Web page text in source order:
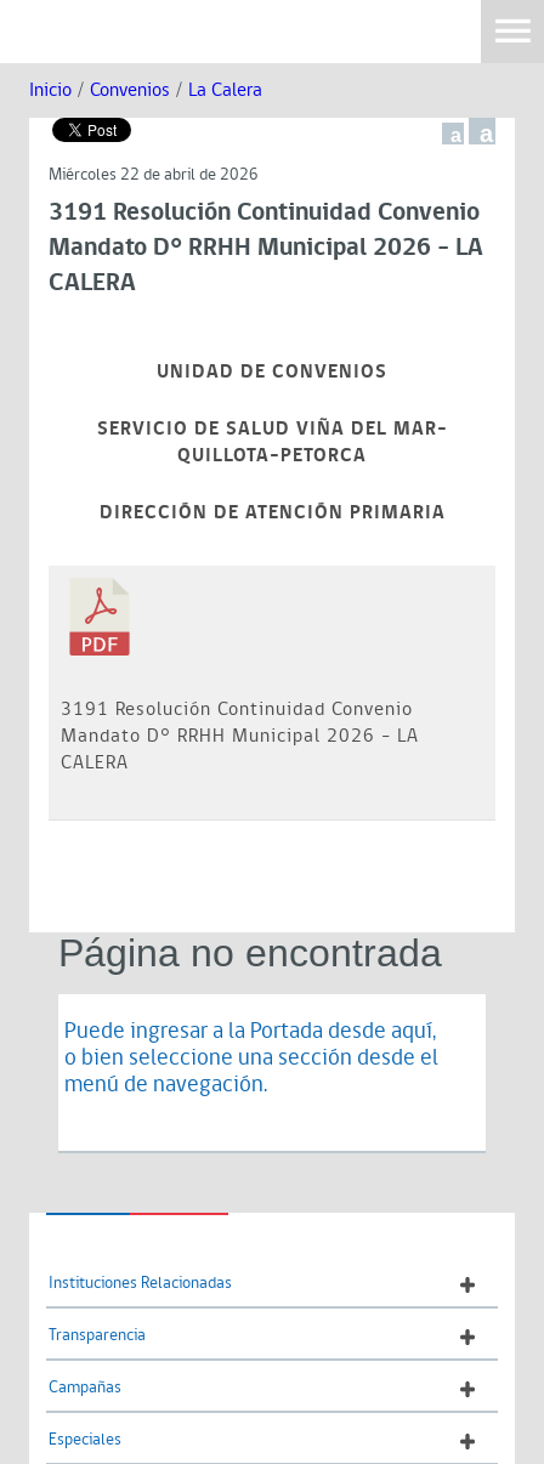
Inicio / Convenios / La Calera
a a
Miércoles 22 de abril de 2026
3191 Resolución Continuidad Convenio
Mandato D° RRHH Municipal 2026 - LA
CALERA
UNIDAD DE CONVENIOS
SERVICIO DE SALUD VIÑA DEL MAR-
QUILLOTA-PETORCA
DIRECCIÓN DE ATENCIÓN PRIMARIA
3191 Resolución Continuidad Convenio
Mandato D° RRHH Municipal 2026 - LA
CALERA
Página no encontrada
Puede ingresar a la Portada desde aquí,
o bien seleccione una sección desde el
menú de navegación.
Instituciones Relacionadas
Transparencia
Campañas
Especiales